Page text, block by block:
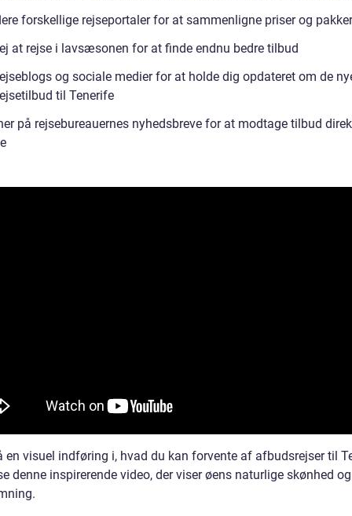
forskellige rejseportaler for at sammenligne priser og pakker
at rejse i lavsæsonen for at finde endnu bedre tilbud
og sociale medier for at holde dig opdateret om de
til Tenerife
på rejsebureauernes nyhedsbreve for at modtage tilbud
en visuel indføring i, hvad du kan forvente af afbudsrejser til
denne inspirerende video, der viser øens naturlige skønhed og